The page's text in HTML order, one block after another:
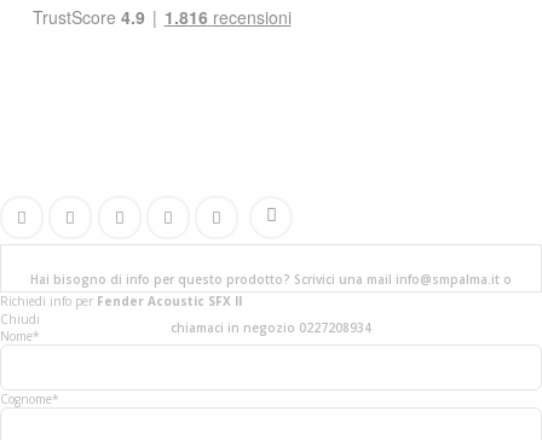
Hai bisogno di info per questo prodotto? Scrivici una mail info@smpalma.it o
chiamaci in negozio 0227208934
Richiedi info per Fender Acoustic SFX II
Chiudi
Nome*
Cognome*